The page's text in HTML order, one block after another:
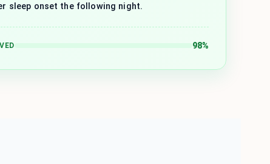
sleep onset the following night.
98%